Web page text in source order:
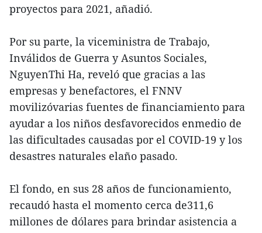
proyectos para 2021, añadió.
Por su parte, la viceministra de Trabajo,
Inválidos de Guerra y Asuntos Sociales,
NguyenThi Ha, reveló que gracias a las
empresas y benefactores, el FNNV
movilizóvarias fuentes de financiamiento para
ayudar a los niños desfavorecidos enmedio de
las dificultades causadas por el COVID-19 y los
desastres naturales elaño pasado.
El fondo, en sus 28 años de funcionamiento,
recaudó hasta el momento cerca de311,6
millones de dólares para brindar asistencia a